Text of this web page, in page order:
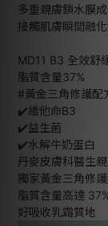
多重親膚鎖水膜
接觸肌膚瞬間融
MD11 B3 全效舒
脂質含量37%
#黃金三角修護配
✔️維他命B3
✔️益生菌
✔️水解牛奶蛋白
丹麥皮膚科醫生
獨家黃金三角修
脂質含量高達
好吸收乳霜質地